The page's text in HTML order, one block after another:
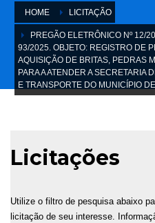
HOME LICITAÇÃO
PREGÃO ELETRÔNICO Nº 12/
93/2025. OBJETO: REGISTRO DE
AQUISIÇÃO DE BRITAS, PEDRAS
PARA A ATENDER A SECRETARIA
E TRANSPORTE DO MUNICÍPIO
Licitações
Utilize o filtro de pesquisa abaixo
licitação de seu interesse.